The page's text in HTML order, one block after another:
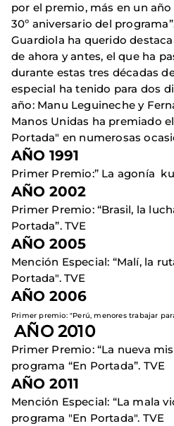
por el premio, más en un
30º aniversario del
Guardiola ha querido
de ahora y antes, el que ha
durante estas tres décadas
especial ha tenido para dos
año: Manu Leguineche y
Manos Unidas ha premiado
Portada" en numerosas
AÑO 1991
Primer Premio:” La agonía
AÑO 2002
Primer Premio: “Brasil, la
Portada”. TVE
AÑO 2005
Mención Especial: “Malí, la
Portada". TVE
AÑO 2006
Primer premio: "Perú, menores trabajar
AÑO 2010
Primer Premio: “La nueva
programa “En Portada”. TVE
AÑO 2011
Mención Especial: “La mala
programa "En Portada". TVE